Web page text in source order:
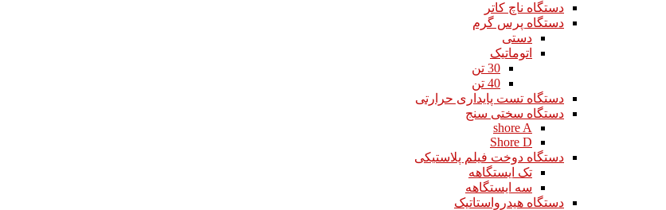
دستگاه ناچ کاتر
دستگاه پرس گرم
دستی
اتوماتیک
30 تن
40 تن
دستگاه تست پایداری حرارتی
دستگاه سختی سنج
shore A
Shore D
دستگاه دوخت فیلم پلاستیکی
تک ایستگاهه
سه ایستگاهه
دستگاه هیدرواستاتیک